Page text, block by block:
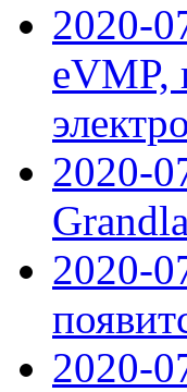
2020-
eVMP,
2020-
2020-
2020-